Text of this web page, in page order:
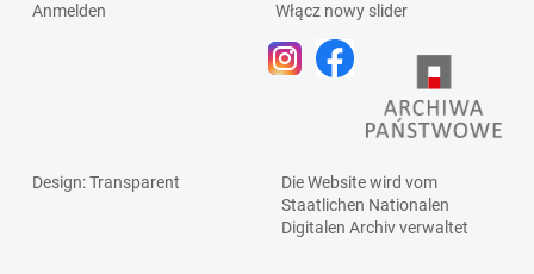
Anmelden
Włącz nowy slider
Design: Transparent
Die Website wird vom
Staatlichen Nationalen
Digitalen Archivverwaltet